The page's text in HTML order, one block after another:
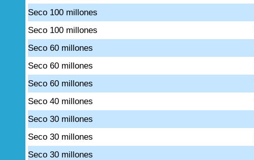
Seco 100 millones
Seco 100 millones
Seco 60 millones
Seco 60 millones
Seco 60 millones
Seco 40 millones
Seco 30 millones
Seco 30 millones
Seco 30 millones